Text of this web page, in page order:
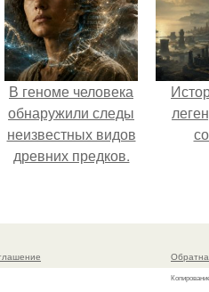
В геноме человека
обнаружили следы
неизвестных видов
древних предков.